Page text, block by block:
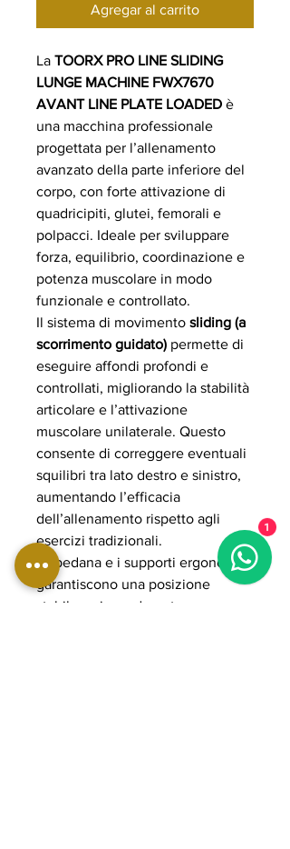
Agregar al carrito
La TOORX PRO LINE SLIDING
LUNGE MACHINE FWX7670
AVANT LINE PLATE LOADED è
una macchina professionale
progettata per l’allenamento
avanzato della parte inferiore del
corpo, con forte attivazione di
quadricipiti, glutei, femorali e
polpacci. Ideale per sviluppare
forza, equilibrio, coordinazione e
potenza muscolare in modo
funzionale e controllato.
Il sistema di movimento sliding (a
scorrimento guidato) permette di
eseguire affondi profondi e
controllati, migliorando la stabilità
articolare e l’attivazione
muscolare unilaterale. Questo
consente di correggere eventuali
squilibri tra lato destro e sinistro,
aumentando l’efficacia
dell’allenamento rispetto agli
esercizi tradizionali.
La pedana e i supporti ergonomici
garantiscono una posizione
stabile e sicura durante
1